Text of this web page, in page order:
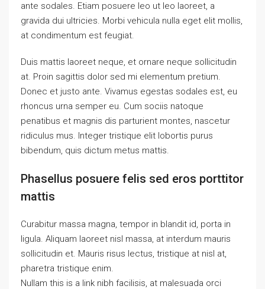
ante sodales. Etiam posuere leo ut leo laoreet, a
gravida dui ultricies. Morbi vehicula nulla eget elit mollis,
at condimentum est feugiat.
Duis mattis laoreet neque, et ornare neque sollicitudin
at. Proin sagittis dolor sed mi elementum pretium.
Donec et justo ante. Vivamus egestas sodales est, eu
rhoncus urna semper eu. Cum sociis natoque
penatibus et magnis dis parturient montes, nascetur
ridiculus mus. Integer tristique elit lobortis purus
bibendum, quis dictum metus mattis.
Phasellus posuere felis sed eros porttitor
mattis
Curabitur massa magna, tempor in blandit id, porta in
ligula. Aliquam laoreet nisl massa, at interdum mauris
sollicitudin et. Mauris risus lectus, tristique at nisl at,
pharetra tristique enim.
Nullam this is a link nibh facilisis, at malesuada orci